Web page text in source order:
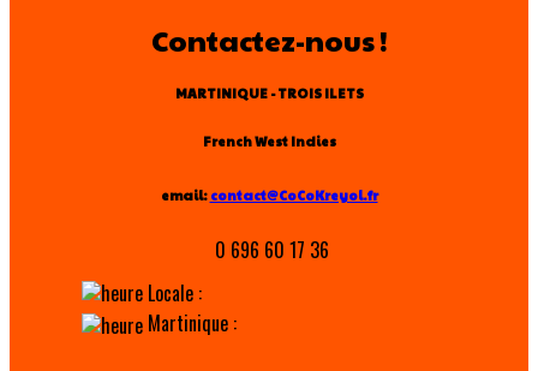
Contactez-nous !
MARTINIQUE - TROIS ILETS
French West Indies
email: contact@CoCoKreyol.fr
0 696 60 17 36
Locale :
Martinique :